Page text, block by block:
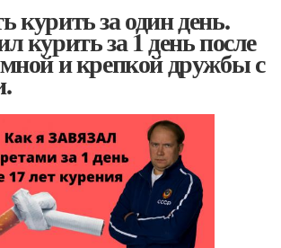
курить за один день.
курить за 1 день после
и крепкой дружбы с